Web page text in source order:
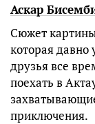
Аскар
Сюжет
которая давно
друзья все
поехать в
приключения.